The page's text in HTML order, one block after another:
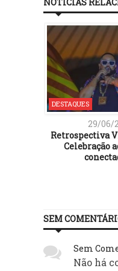
DESTAQUES
29/06/
Retrospectiva
Celebração
SEM
Sem
Não há